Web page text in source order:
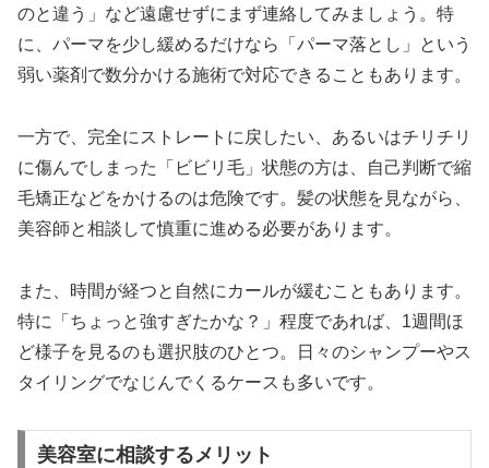
のと違う」など遠慮せずにまず連絡してみましょう。特
に、パーマを少し緩めるだけなら「パーマ落とし」という
弱い薬剤で数分かける施術で対応できることもあります。
一方で、完全にストレートに戻したい、あるいはチリチリ
に傷んでしまった「ビビリ毛」状態の方は、自己判断で縮
毛矯正などをかけるのは危険です。髪の状態を見ながら、
美容師と相談して慎重に進める必要があります。
また、時間が経つと自然にカールが緩むこともあります。
特に「ちょっと強すぎたかな？」程度であれば、1週間ほ
ど様子を見るのも選択肢のひとつ。日々のシャンプーやス
タイリングでなじんでくるケースも多いです。
美容室に相談するメリット